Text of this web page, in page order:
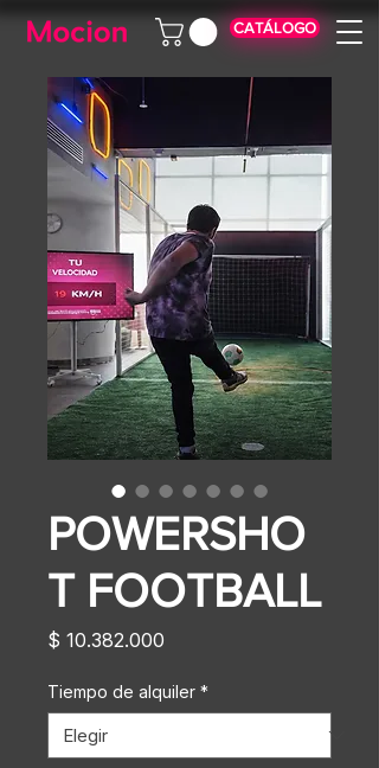
CATÁLOGO
POWERSHO
T FOOTBALL
$ 10.382.000
Tiempo de alquiler *